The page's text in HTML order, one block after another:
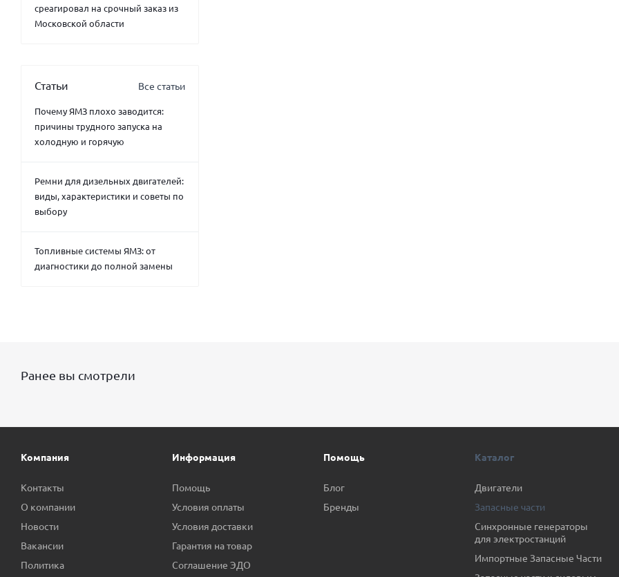
среагировал на срочный заказ из
Московской области
Статьи Все статьи
Почему ЯМЗ плохо заводится:
причины трудного запуска на
холодную и горячую
Ремни для дизельных двигателей:
виды, характеристики и советы по
выбору
Топливные системы ЯМЗ: от
диагностики до полной замены
Ранее вы смотрели
Компания
Контакты
О компании
Новости
Вакансии
Политика
Информация
Помощь
Условия оплаты
Условия доставки
Гарантия на товар
Соглашение ЭДО
Помощь
Блог
Бренды
Каталог
Двигатели
Запасные части
Синхронные генераторы
для электростанций
Импортные Запасные Части